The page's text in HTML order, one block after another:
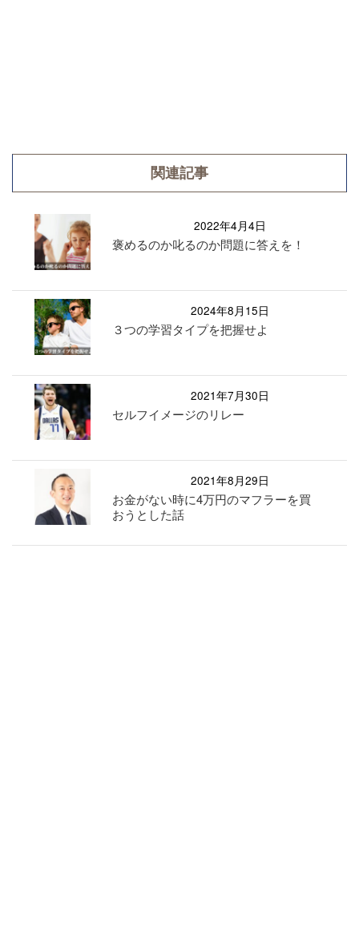
関連記事
2022年4月4日
褒めるのか叱るのか問題に答えを！
2024年8月15日
３つの学習タイプを把握せよ
2021年7月30日
セルフイメージのリレー
2021年8月29日
お金がない時に4万円のマフラーを買
おうとした話